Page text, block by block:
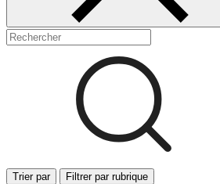
Trier par Filtrer par rubrique